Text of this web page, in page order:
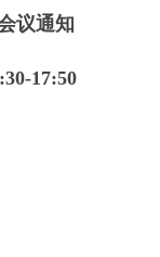
议通知
17:50